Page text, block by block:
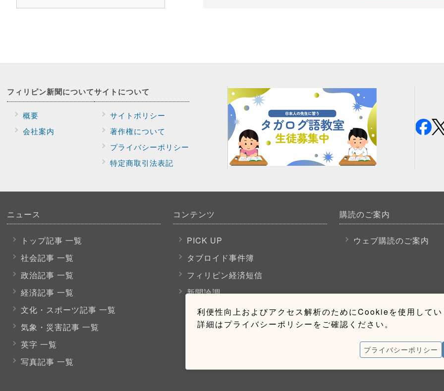
利便性向上およびアクセス解析のためにCookieを使用して
詳細はプライバシーポリシーをご確認ください。
プライバシーポリシー
フィリピン新聞について
概要
会社案内
サイトについて
サイトポリシー
著作権について
プライバシーポリシー
特定商取引法表記
ニュース
トップ記事 一覧
社会記事 一覧
政治記事 一覧
経済記事 一覧
文化・スポーツ記事 一覧
気象・災害記事 一覧
英字 一覧
写真記事 一覧
コンテンツ
PICK UP
タブロイド事件簿
フィリピン経済短信
新聞論調
購読のご案内
ウェブ購読のご案内